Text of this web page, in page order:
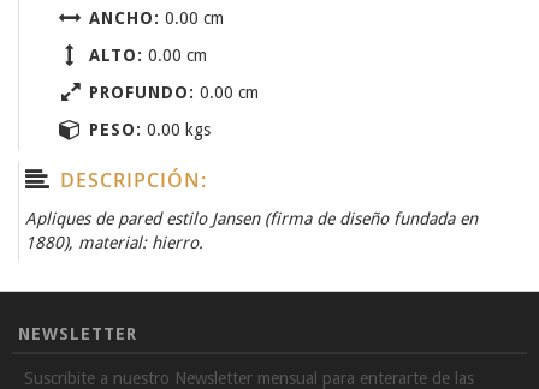
ANCHO: 0.00 cm
ALTO: 0.00 cm
PROFUNDO: 0.00 cm
PESO: 0.00 kgs
DESCRIPCIÓN:
Apliques de pared estilo Jansen (firma de diseño fundada en
1880), material: hierro.
NEWSLETTER
Suscribite a nuestro Newsletter mensual para enterarte de las